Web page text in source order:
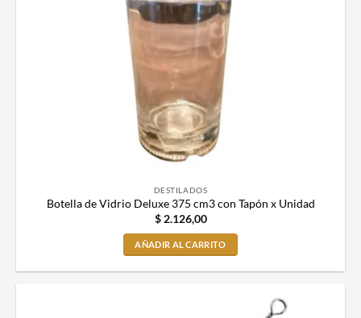
DESTILADOS
Botella de Vidrio Deluxe 375 cm3 con Tapón x Unidad
$2.126,00
AÑADIR AL CARRITO